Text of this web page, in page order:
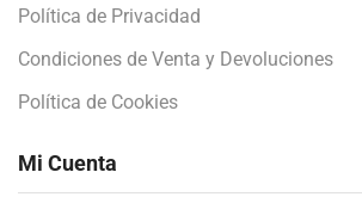
Política de Privacidad
Condiciones de Venta y Devoluciones
Política de Cookies
Mi Cuenta